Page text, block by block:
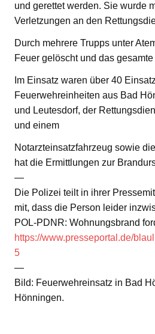
und gerettet werden. Sie wurde
Verletzungen an den
Durch mehrere Trupps unter
Feuer gelöscht und das
Im Einsatz waren über 40
Feuerwehreinheiten aus Bad
und Leutesdorf, der
und einem
Notarzteinsatzfahrzeug sowie
hat die Ermittlungen zur
—
Die Polizei teilt in ihrer
mit, dass die Person leider
POL-PDNR: Wohnungsbrand
https://www.presseportal.de/
5
—
Bild: Feuerwehreinsatz in Bad
Hönningen.